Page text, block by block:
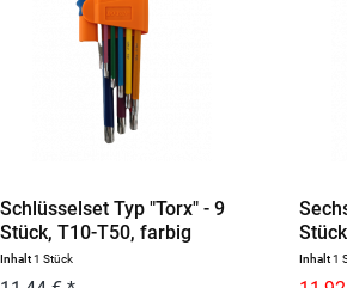
Schlüsselset Typ "Torx" - 9
Stück, T10-T50, farbig
Inhalt1 Stück Inhalt1